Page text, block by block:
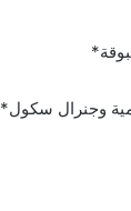
وجنرال سكول*